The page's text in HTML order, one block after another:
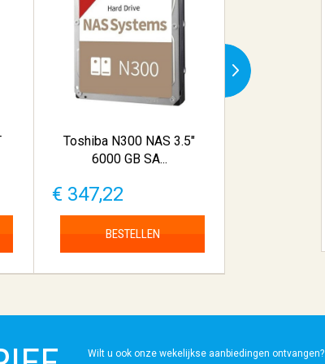
Toshiba N300 NAS 3.5"
6000 GB SA...
€ 347,22
BESTELLEN
Wilt u ook onze wekelijkse aanbiedingen ontvangen?